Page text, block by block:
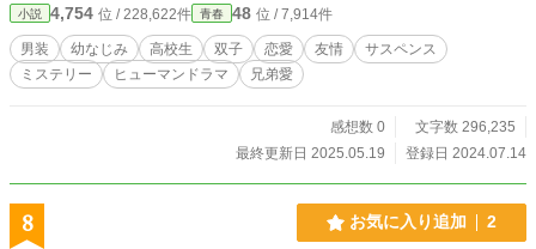
小説 4,754 位 / 228,622件 青春 48 位 / 7,914件
男装 幼なじみ 高校生 双子 恋愛 友情
サスペンス
ミステリー
ヒューマンドラマ 兄弟愛
感想数 0
文字数 296,235
最終更新日 2025.05.19
登録日 2024.07.14
8 お気に入り追加 2